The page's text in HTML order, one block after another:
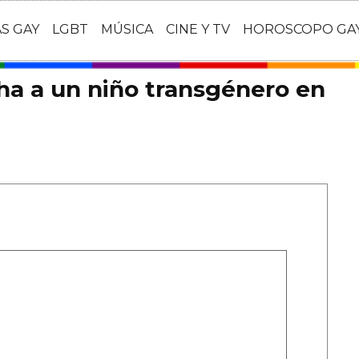
GAY LGBT MÚSICA CINE Y TV HOROSCOPO
a un niño transgénero en